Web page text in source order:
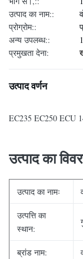
उत्पाद का नाम::
प्रोग्रोम::
अन्य उपलब्ध::
प्रमुखता देना:
उत्पाद वर्णन
EC235 EC250 ECU
उत्पाद का
उत्पाद का नामः
उत्पत्ति का
स्थान:
ब्रांड नाम: